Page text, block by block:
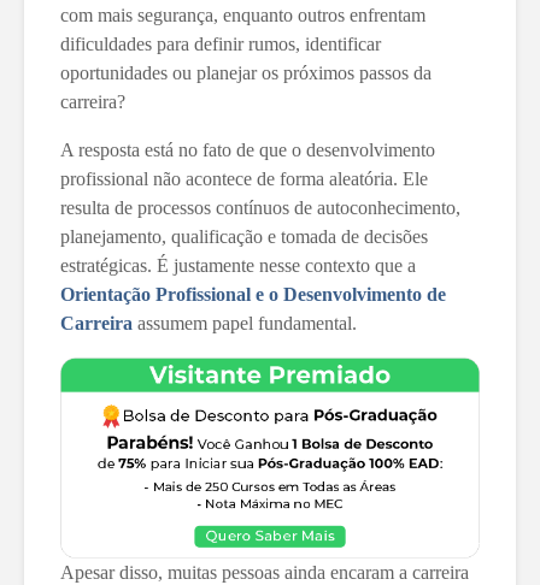
com mais segurança, enquanto outros enfrentam
dificuldades para definir rumos, identificar
oportunidades ou planejar os próximos passos da
carreira?
A resposta está no fato de que o desenvolvimento
profissional não acontece de forma aleatória. Ele
resulta de processos contínuos de autoconhecimento,
planejamento, qualificação e tomada de decisões
estratégicas. É justamente nesse contexto que a
Orientação Profissional e o Desenvolvimento de
Carreira assumem papel fundamental.
Apesar disso, muitas pessoas ainda encaram a carreira